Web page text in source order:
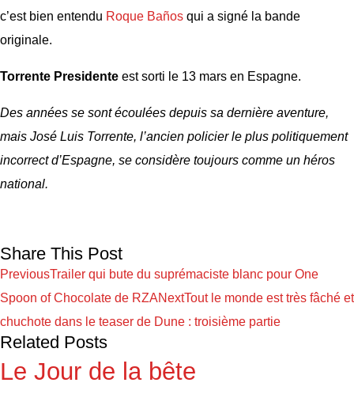
c’est bien entendu Roque Baños qui a signé la bande
originale.
Torrente Presidente est sorti le 13 mars en Espagne.
Des années se sont écoulées depuis sa dernière aventure,
mais José Luis Torrente, l’ancien policier le plus politiquement
incorrect d’Espagne, se considère toujours comme un héros
national.
Share This Post
PreviousTrailer qui bute du suprémaciste blanc pour One
Spoon of Chocolate de RZANextTout le monde est très fâché et
chuchote dans le teaser de Dune : troisième partie
Related Posts
Le Jour de la bête